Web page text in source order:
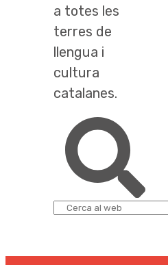
a totes les
terres de
llengua i
cultura
catalanes.